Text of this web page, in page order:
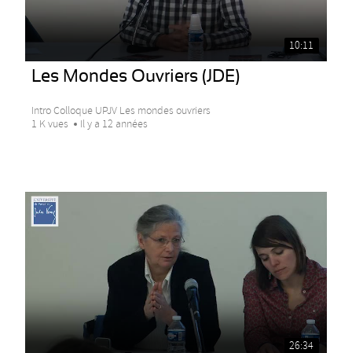
10:11
Les Mondes Ouvriers (JDE)
Intro Colloque UPJV Les mondes ouvriers
1 K vues
Il y a 12 années
26:34